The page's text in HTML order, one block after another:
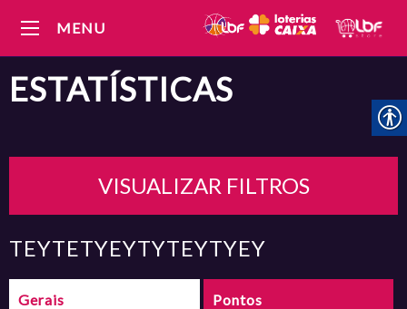
MENU
ESTATÍSTICAS
VISUALIZAR FILTROS
TEYTETYEYTYTEYTYEY
Gerais Pontos